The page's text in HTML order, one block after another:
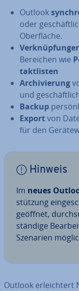
Outlook
oder
Ober­flä­che.
Bereichen wie
takt­lis­ten
Ar­chi­vie­rung
und
Backup
Exportvon
für den
Hinweis
Im neues
stüt­zung
geöffnet,
stän­di­ge
Szenarien
Outlook er­leich­tert